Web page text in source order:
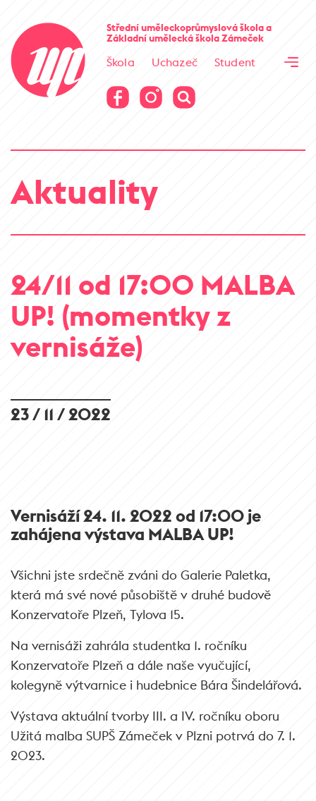
Střední uměleckoprůmyslová školaa
Základní umělecká školaZámeček
Škola Uchazeč
Student
Virtuální prohlídka
Virtuální prohlídka
Aktuality
24/11 od 17:00 MALBA
UP! (momentky z
vernisáže)
23 / 11 / 2022
Vernisáží 24. 11. 2022 od 17:00 je
zahájena výstava MALBA UP!
Všichni jste srdečně zváni do Galerie Paletka,
která má své nové působiště v druhé budově
Konzervatoře Plzeň, Tylova 15.
Na vernisáži zahrála studentka 1. ročníku
Konzervatoře Plzeň a dále naše vyučující,
kolegyně výtvarnice i hudebnice Bára Šindelářová.
Výstava aktuální tvorby III. a IV. ročníku oboru
Užitá malba SUPŠ Zámeček v Plzni potrvá do 7. 1.
2023.